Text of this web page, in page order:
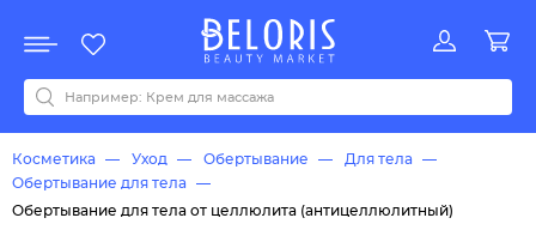
Акции
Все бренды
0-9ABCDEFGHIJKLMNOPQRSTUVWYZАБВДЗИМОКЛНПРСТУФ
Косметика Уход Обертывание
Для тела
Обертывание для тела
Обертывание для тела от целлюлита (антицеллюлитный)